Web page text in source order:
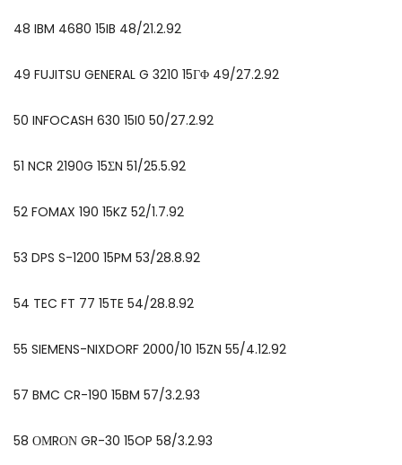
48 IBM 4680 15IB 48/21.2.92
49 FUJITSU GENERAL G 3210 15ΓΦ 49/27.2.92
50 INFOCASH 630 15I0 50/27.2.92
51 NCR 2190G 15ΣN 51/25.5.92
52 FOMAX 190 15KZ 52/1.7.92
53 DPS S-1200 15PM 53/28.8.92
54 TEC FT 77 15TE 54/28.8.92
55 SIEMENS-NIXDORF 2000/10 15ZN 55/4.12.92
57 BMC CR-190 15BM 57/3.2.93
58 ΟΜRΟΝ GR-30 15OP 58/3.2.93